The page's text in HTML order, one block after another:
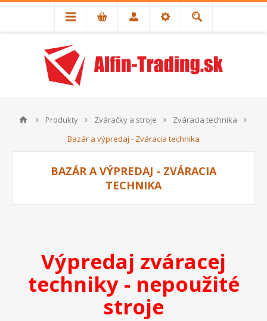
Produkty Zváračky a stroje
Zváracia technika
Bazár a výpredaj - Zváracia technika
BAZÁR A VÝPREDAJ - ZVÁRACIA
TECHNIKA
Výpredaj zváracej
techniky - nepoužité
stroje